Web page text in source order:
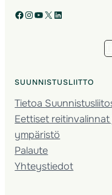
Facebook Instagram YouTube X LinkedIn
SUUNNISTUSLIITTO
Tietoa
Eettiset reitinvalinnat
ympäristö
Palaute
Yhteystiedot